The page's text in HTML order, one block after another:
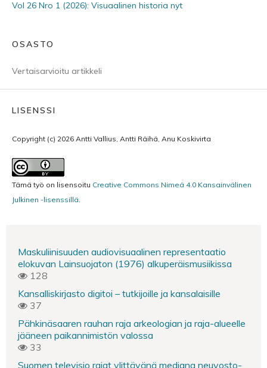
Vol 26 Nro 1 (2026): Visuaalinen historia nyt
OSASTO
Vertaisarvioitu artikkeli
LISENSSI
Copyright (c) 2026 Antti Vallius, Antti Räihä, Anu Koskivirta
Tämä työ on lisensoitu Creative Commons Nimeä 4.0 Kansainvälinen
Julkinen -lisenssillä
Maskuliinisuuden audiovisuaalinen representaatio
elokuvan Lainsuojaton (1976) alkuperäismusiikissa
128
Kansalliskirjasto digitoi – tutkijoille ja kansalaisille
37
Pähkinäsaaren rauhan raja arkeologian ja raja-alueelle
jääneen paikannimistön valossa
33
Suomen televisio rajat ylittävänä mediana neuvosto-